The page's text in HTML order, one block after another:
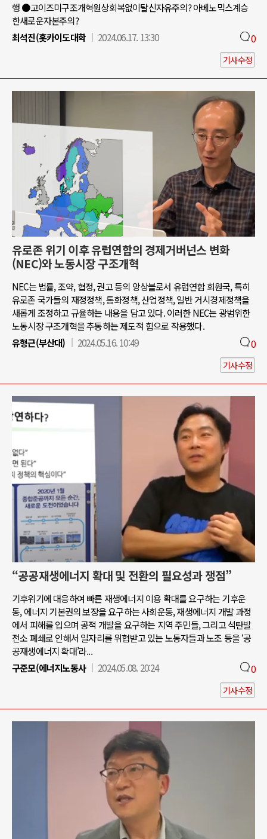
행 ●고이즈미구조개혁원상회복없이탈신자유주의? 아베노믹스계승
한새로운자본주의?
최석진(홋카이도대학
2024.06.17. 13:30 0
기사수정
유로존 위기 이후 유럽연합의 경제거버넌스 변화
(NEC)와 노동시장 구조개혁
NEC는 법률, 조약, 협정, 권고 등의 앙상블로서 유럽연합 회원국, 특히
유로존 국가들의 재정정책, 통화정책, 산업정책, 일반 거시경제정책을
새롭게 조정하고 규율하는 내용을 담고 있다. 이러한 NEC는 광범위한
노동시장 구조개혁을 추동하는 제도적 힘으로 작용했다.
유형근(부산대)
2024.05.16. 10:49 0
기사수정
“공공재생에너지 확대 및 전환의 필요성과 쟁점”
기후위기에 대응하여 빠른 재생에너지 이용 확대를 요구하는 기후운
동, 에너지 기본권의 보장을 요구하는 사회운동, 재생에너지 개발 과정
에서 피해를 입으며 공적 개발을 요구하는 지역 주민들, 그리고 석탄발
전소 폐쇄로 인해서 일자리를 위협받고 있는 노동자들과 노조 등을 ‘공
공재생에너지 확대’라...
구준모(에너지노동사
2024.05.08. 20:24 0
기사수정